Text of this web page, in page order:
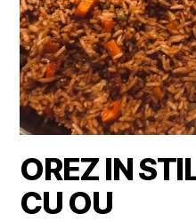
OREZ IN
CU OU